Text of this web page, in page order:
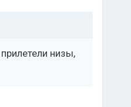
низы,